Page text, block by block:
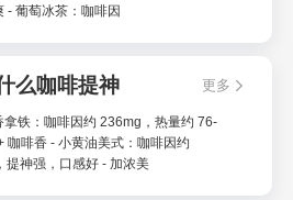
- 葡萄冰茶：咖啡因
么咖啡提神 更多
铁：咖啡因约 236mg，热量约 76-
咖啡香 - 小黄油美式：咖啡因约
神强，口感好 - 加浓美